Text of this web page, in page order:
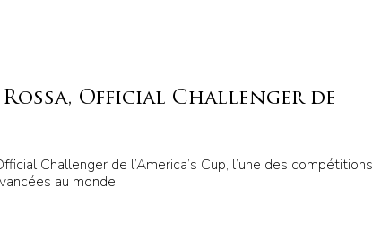
Official Challenger de
Challenger de l’America’s Cup, l’une des compétitions
au monde.